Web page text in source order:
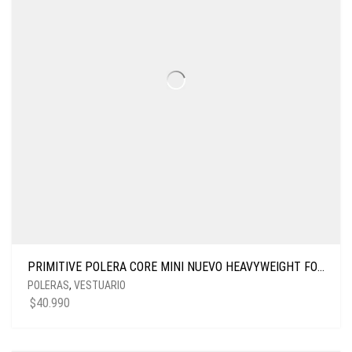
PRIMITIVE POLERA CORE MINI NUEVO HEAVYWEIGHT FOREST GREEN
POLERAS, VESTUARIO
$40.990